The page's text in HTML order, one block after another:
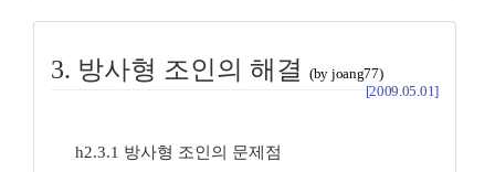
3. 방사형 조인의 해결 (by joang77)
[2009.05.01]
h2.3.1 방사형 조인의 문제점